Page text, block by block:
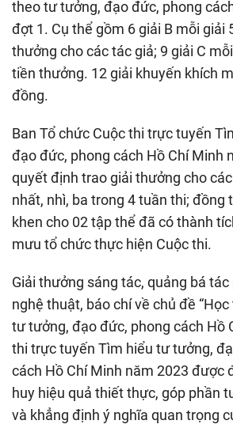
theo tư tưởng, đạo đức, phong
đợt 1. Cụ thể gồm 6 giải B mỗi giải
thưởng cho các tác giả; 9 giải C
tiền thưởng. 12 giải khuyến khích
đồng.
Ban Tổ chức Cuộc thi trực tuyến
đạo đức, phong cách Hồ Chí Minh
quyết định trao giải thưởng cho
nhất, nhì, ba trong 4 tuần thi; đồng
khen cho 02 tập thể đã có thành
mưu tổ chức thực hiện Cuộc thi.
Giải thưởng sáng tác, quảng bá
nghệ thuật, báo chí về chủ đề
tư tưởng, đạo đức, phong cách Hồ
thi trực tuyến Tìm hiểu tư tưởng,
cách Hồ Chí Minh năm 2023 được
huy hiệu quả thiết thực, góp phần
và khẳng định ý nghĩa quan trọng